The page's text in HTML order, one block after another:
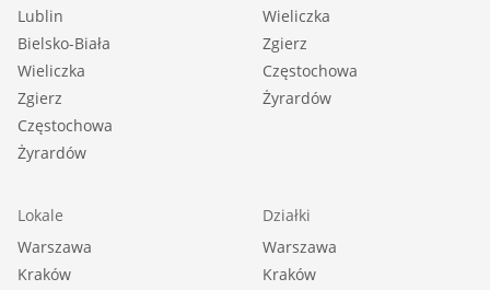
Lublin
Bielsko-Biała
Wieliczka
Zgierz
Częstochowa
Żyrardów
Wieliczka
Zgierz
Częstochowa
Żyrardów
Lokale
Warszawa
Kraków
Działki
Warszawa
Kraków